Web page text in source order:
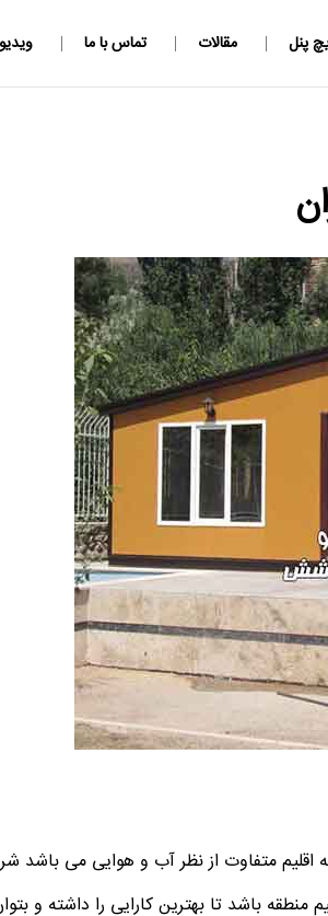
پنل مقالات تماس با ما ویدیو
اقلیم متفاوت از نظر آب و هوایی می باشد
باشد تا بهترین کارایی را داشته و